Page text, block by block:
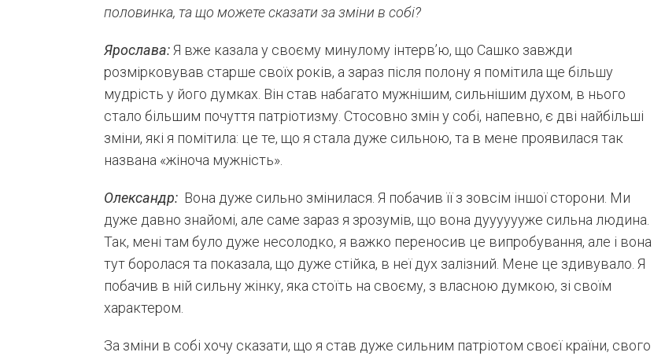
половинка, та що можете сказати за зміни в собі?
Ярослава:Я вже казала у своєму минулому інтерв’ю, що Сашко завжди
розмірковував старше своїх років, а зараз після полону я помітила ще більшу
мудрість у його думках. Він став набагато мужнішим, сильнішим духом, в нього
стало більшим почуття патріотизму. Стосовно змін у собі, напевно, є дві найбільші
зміни, які я помітила: це те, що я стала дуже сильною, та в мене проявилася так
названа «жіноча мужність».
Олександр: Вона дуже сильно змінилася. Я побачив її з зовсім іншої сторони. Ми
дуже давно знайомі, але саме зараз я зрозумів, що вона дууууууже сильна людина.
Так, мені там було дуже несолодко, я важко переносив це випробування, але і вона
тут боролася та показала, що дуже стійка, в неї дух залізний. Мене це здивувало. Я
побачив в ній сильну жінку, яка стоїть на своєму, з власною думкою, зі своїм
характером.
За зміни в собі хочу сказати, що я став дуже сильним патріотом своєї країни, свого